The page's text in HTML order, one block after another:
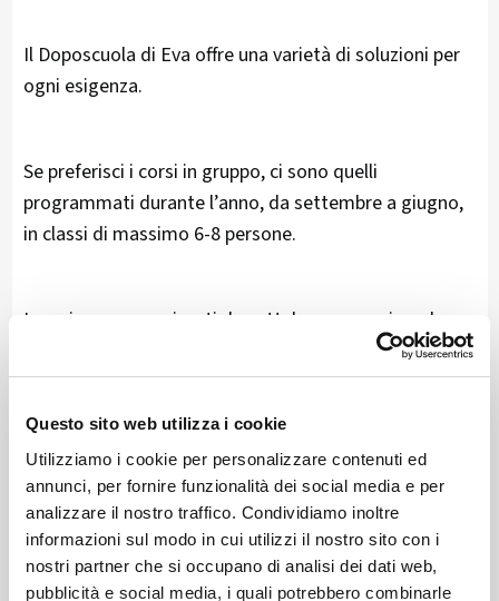
Questo sito web utilizza i cookie
Utilizziamo i cookie per personalizzare contenuti ed
annunci, per fornire funzionalità dei social media e per
analizzare il nostro traffico. Condividiamo inoltre
informazioni sul modo in cui utilizzi il nostro sito con i
nostri partner che si occupano di analisi dei dati web,
pubblicità e social media, i quali potrebbero combinarle
Il Doposcuola di Eva offre una varietà di soluzioni per
ogni esigenza.
Se preferisci i corsi in gruppo, ci sono quelli
programmati durante l’anno, da settembre a giugno,
in classi di massimo 6-8 persone.
I corsi sono organizzati da settebre a gennaio e da
Ma se desideri qualcosa di più personalizzato, puoi
sempre optare per lezioni private, strutturate per
soddisfare le tue necessità specifiche , come la
preparazione di un colloquio o una presentazione.